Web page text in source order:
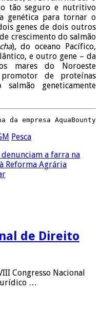
tão seguro e nutritivo
genética para tornar o
genes de dois outros
crescimento do salmão
), do oceano Pacífico,
e outro gene – da
mares do Noroeste
de proteínas
geneticamente
da empresa
Pesca
a farra na
Reforma Agrária
de Direito
Congresso Nacional
…